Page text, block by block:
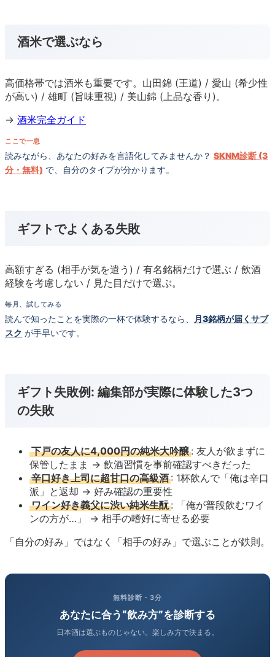
酒米で選ぶなら
高価格帯では酒米も重要です。山田錦 (王道) / 愛山 (希少性
が高い) / 雄町 (旨味重視) / 美山錦 (上品な香り)。
→ 酒米完全ガイド
ここで一息
読みながら、あなたの好みを言語化してみませんか？ SKNM診断 (3
分・無料) で、自分のタイプが分かります。
ギフトでよくある失敗
高額すぎる (相手が気を遣う) / 有名銘柄だけで選ぶ / 飲酒
経験を考慮しない / 見た目だけで選ぶ。
毎月、試してみる
読んで知ったことを実際の一杯で体験するなら、
月3銘柄が届くサブ
スク が手早いです。
ギフト失敗例: 編集部が実際に体験した3つ
の失敗
下戸の友人に4,000円の純米大吟醸 : 友人が飲まずに
保管したまま → 飲酒習慣を事前確認すべきだった
辛口好き上司に超甘口の高級酒 : 1杯飲んで「俺は辛口
派」と返却 → 好み確認の重要性
ワイン好き義父に渋い純米生酛 : 「俺が普段飲むワイ
ンの方が…」 → 相手の嗜好に寄せる必要
「自分の好み」ではなく「相手の好み」で選ぶことが鉄則。
無料診断・3分
あなたに合う“飲み方”を診断する
日本酒は選ぶものじゃない。楽しみ方で決まる。